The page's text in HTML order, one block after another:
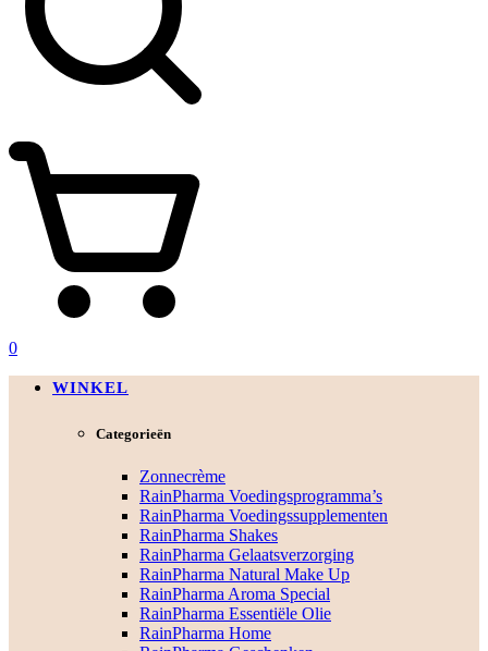
0
WINKEL
Categorieën
Zonnecrème
RainPharma Voedingsprogramma’s
RainPharma Voedingssupplementen
RainPharma Shakes
RainPharma Gelaatsverzorging
RainPharma Natural Make Up
RainPharma Aroma Special
RainPharma Essentiële Olie
RainPharma Home